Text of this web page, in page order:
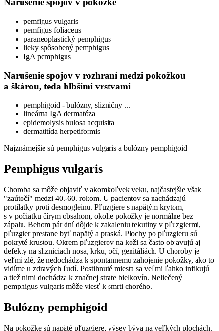
Narušenie spojov v pokožke
pemfigus vulgaris
pemfigus foliaceus
paraneoplastický pemphigus
lieky spôsobený pemphigus
IgA pemphigus
Narušenie spojov v rozhraní medzi pokožkou
a škárou, teda hlbšími vrstvami
pemphigoid - bulózny, slizničny ...
lineárna IgA dermatóza
epidemolysis bulosa acquisita
dermatitída herpetiformis
Najznámejšie sú pemphigus vulgaris a bulózny pemphigoid
Pemphigus vulgaris
Choroba sa môže objaviť v akomkoľvek veku, najčastejšie však
"zaútočí" medzi 40.-60. rokom. U pacientov sa nachádzajú
protilátky proti desmogleinu. Pľuzgiere s napätým krytom,
s v počiatku čírym obsahom, okolie pokožky je normálne bez
zápalu. Behom pár dní dôjde k zakaleniu tekutiny v pľuzgiermi,
pľuzgier prestane byť napätý a praská. Plochy po pľuzgieru sú
pokryté krustou. Okrem pľuzgierov na koži sa často objavujú aj
defekty na slizniciach nosa, krku, očí, genitáliách. U choroby je
veľmi zlé, že nedochádza k spontánnemu zahojenie pokožky, ako to
vidíme u zdravých ľudí. Postihnuté miesta sa veľmi ľahko infikujú
a tiež nimi dochádza k značnej strate bielkovín. Neliečený
pemphigus vulgaris môže viesť k smrti chorého.
Bulózny pemphigoid
Na pokožke sú napäté pľuzgiere, výsev býva na veľkých plochách.